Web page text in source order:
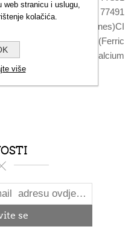
(Iron Oxides)Ci 77491
77007 (Ultramarines)CI
green)CI 77510 (Ferric
Violet)TalcKaolinCalcium
iz organskog uzgoja
stranicu i uslugu,
kolačića.
više